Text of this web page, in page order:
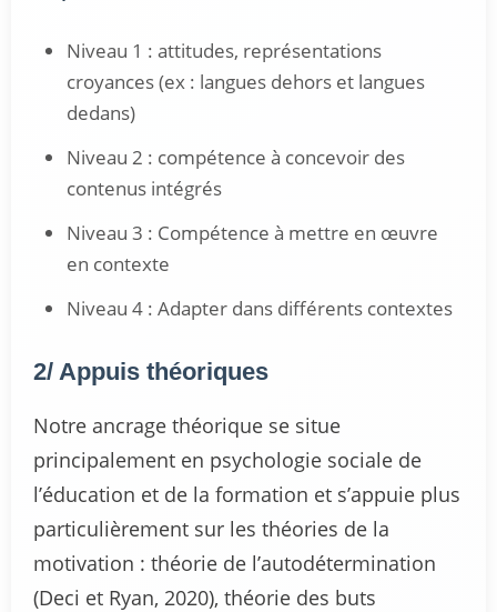
Niveau 1 : attitudes, représentations
croyances (ex : langues dehors et langues
dedans)
Niveau 2 : compétence à concevoir des
contenus intégrés
Niveau 3 : Compétence à mettre en œuvre
en contexte
Niveau 4 : Adapter dans différents contextes
2/ Appuis théoriques
Notre ancrage théorique se situe
principalement en psychologie sociale de
l’éducation et de la formation et s’appuie plus
particulièrement sur les théories de la
motivation : théorie de l’autodétermination
(Deci et Ryan, 2020), théorie des buts